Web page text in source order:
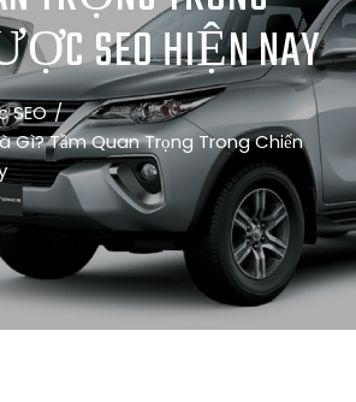
SEO HIỆN NAY
SEO
Gì? Tầm Quan Trọng Trong Chiến